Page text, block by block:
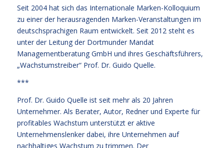
Seit 2004 hat sich das Internationale Marken-Kolloquium
zu einer der herausragenden Marken-Veranstaltungen im
deutschsprachigen Raum entwickelt. Seit 2012 steht es
unter der Leitung der Dortmunder Mandat
Managementberatung GmbH und ihres Geschäftsführers,
„Wachstumstreiber“ Prof. Dr. Guido Quelle.
***
Prof. Dr. Guido Quelle ist seit mehr als 20 Jahren
Unternehmer. Als Berater, Autor, Redner und Experte für
profitables Wachstum unterstützt er aktive
Unternehmenslenker dabei, ihre Unternehmen auf
nachhaltiges Wachstum zu trimmen. Der